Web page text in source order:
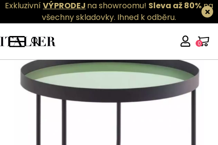
ExkluzivníVÝPRODEJ na showroomu! Sleva až 80%na
všechny skladovky. Ihned k odběru.
0